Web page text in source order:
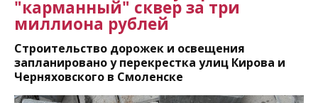
"карманный" сквер за три
миллиона рублей
Строительство дорожек и освещения
запланировано у перекрестка улиц Кирова и
Черняховского в Смоленске